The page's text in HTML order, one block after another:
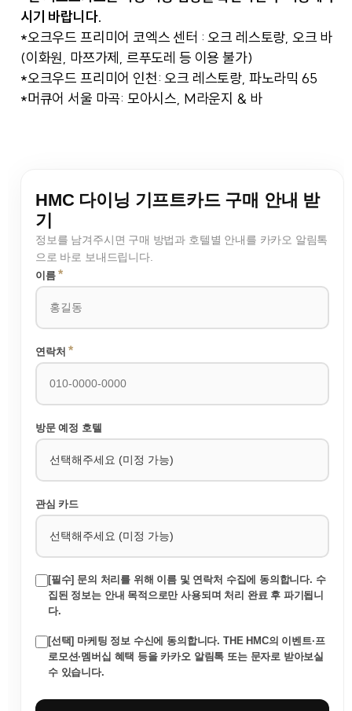
시기 바랍니다.
*오크우드 프리미어 코엑스 센터 : 오크 레스토랑, 오크 바
(이화원, 마쯔가제, 르푸도레 등 이용 불가)
*오크우드 프리미어 인천: 오크 레스토랑, 파노라믹 65
*머큐어 서울 마곡: 모아시스, M라운지 & 바
HMC 다이닝 기프트카드 구매 안내 받
기
정보를 남겨주시면 구매 방법과 호텔별 안내를 카카오 알림톡
으로 바로 보내드립니다.
이름*
연락처*
방문 예정 호텔
관심 카드
[필수] 문의 처리를 위해 이름 및 연락처 수집에 동의합니다. 수
집된 정보는 안내 목적으로만 사용되며 처리 완료 후 파기됩니
다.
[선택] 마케팅 정보 수신에 동의합니다. THE HMC의 이벤트·프
로모션·멤버십 혜택 등을 카카오 알림톡 또는 문자로 받아보실
수 있습니다.